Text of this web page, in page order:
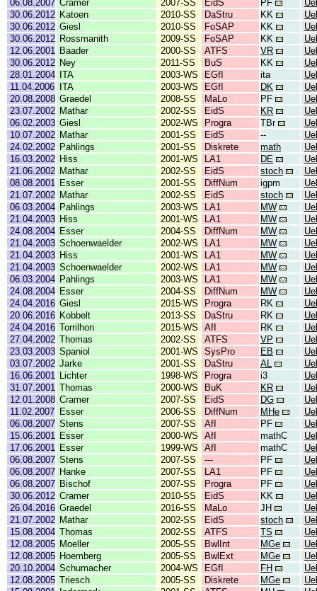
06.08.2007 Cramer 2007-SS EidS PF
30.06.2012 Katoen 2010-SS DaStru KK
30.06.2012 Giesl 2010-SS FoSAP KK
30.06.2012 Rossmanith 2009-SS FoSAP KK
12.06.2001
Baader 2000-SS ATFS VR
30.06.2012 Ney 2011-SS BuS KK
28.01.2004
ITA 2003-WS EGfI ita
11.04.2006
ITA 2003-WS EGfI DK
20.08.2008 Graedel 2008-SS MaLo PF
23.07.2002 Mathar 2002-SS EidS KR
06.02.2003 Giesl 2002-WS Progra TBr
10.07.2002 Mathar 2001-SS EidS --
24.02.2002 Pahlings 2001-SS Diskrete math
16.03.2002 Hiss 2001-WS LA1 DE
21.06.2002 Mathar 2002-SS EidS stoch
08.08.2001
Esser 2001-SS DiffNum igpm
21.07.2002 Mathar 2002-SS EidS stoch
06.03.2004 Pahlings 2003-WS LA1 MW
21.04.2003 Hiss 2001-WS LA1 MW
24.08.2004 Esser 2004-SS DiffNum MW
21.04.2003 Schoenwaelder 2002-WS LA1 MW
21.04.2003 Hiss 2001-WS LA1 MW
21.04.2003 Schoenwaelder 2002-WS LA1 MW
06.03.2004 Pahlings 2003-WS LA1 MW
24.08.2004 Esser 2004-SS DiffNum MW
24.04.2016 Giesl 2015-WS Progra RK
20.06.2016 Kobbelt 2013-SS DaStru RK
24.04.2016 Torrilhon 2015-WS AfI RK
27.04.2002 Thomas 2002-SS ATFS VP
23.03.2003 Spaniol 2001-WS SysPro EB
03.07.2002 Jarke 2001-SS DaStru AL
16.06.2001
Lichter 1998-WS Progra i3
31.07.2001 Thomas 2000-WS BuK KR
12.01.2008 Cramer 2007-SS EidS DG
11.02.2007 Esser 2006-SS DiffNum MHe
06.08.2007 Stens 2007-SS AfI PF
15.06.2001
Esser 2000-WS AfI mathC
17.06.2001
Esser 1999-WS AfI mathC
06.08.2007 Stens 2007-SS --- PF
06.08.2007 Hanke 2007-SS LA1 PF
06.08.2007 Bischof 2007-SS Progra PF
30.06.2012 Cramer 2010-SS EidS KK
26.04.2016 Graedel 2016-SS MaLo JH
21.07.2002 Mathar 2002-SS EidS stoch
15.08.2004 Thomas 2002-SS ATFS TS
12.08.2005 Moeller 2005-SS BwlInt MGe
12.08.2005 Hoemberg 2005-SS BwlExt MGe
20.10.2004 Schumacher 2004-WS EGfI FH
12.08.2005 Triesch 2005-SS Diskrete MGe